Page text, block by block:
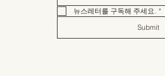
뉴스레터를 구독해 주세요.
*
Submit